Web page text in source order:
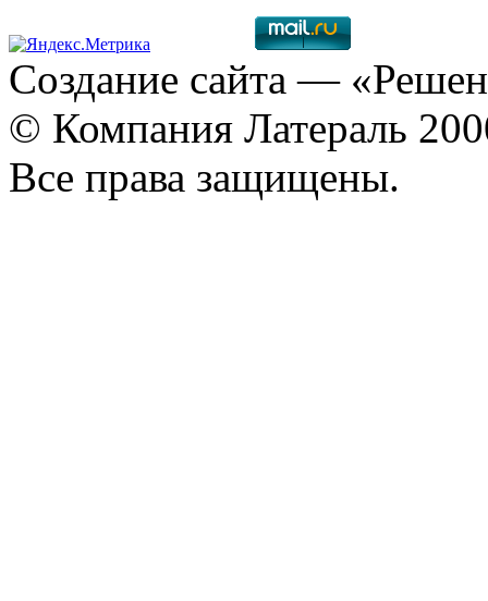
Создание сайта —
© Компания Латераль
Все права защищены.